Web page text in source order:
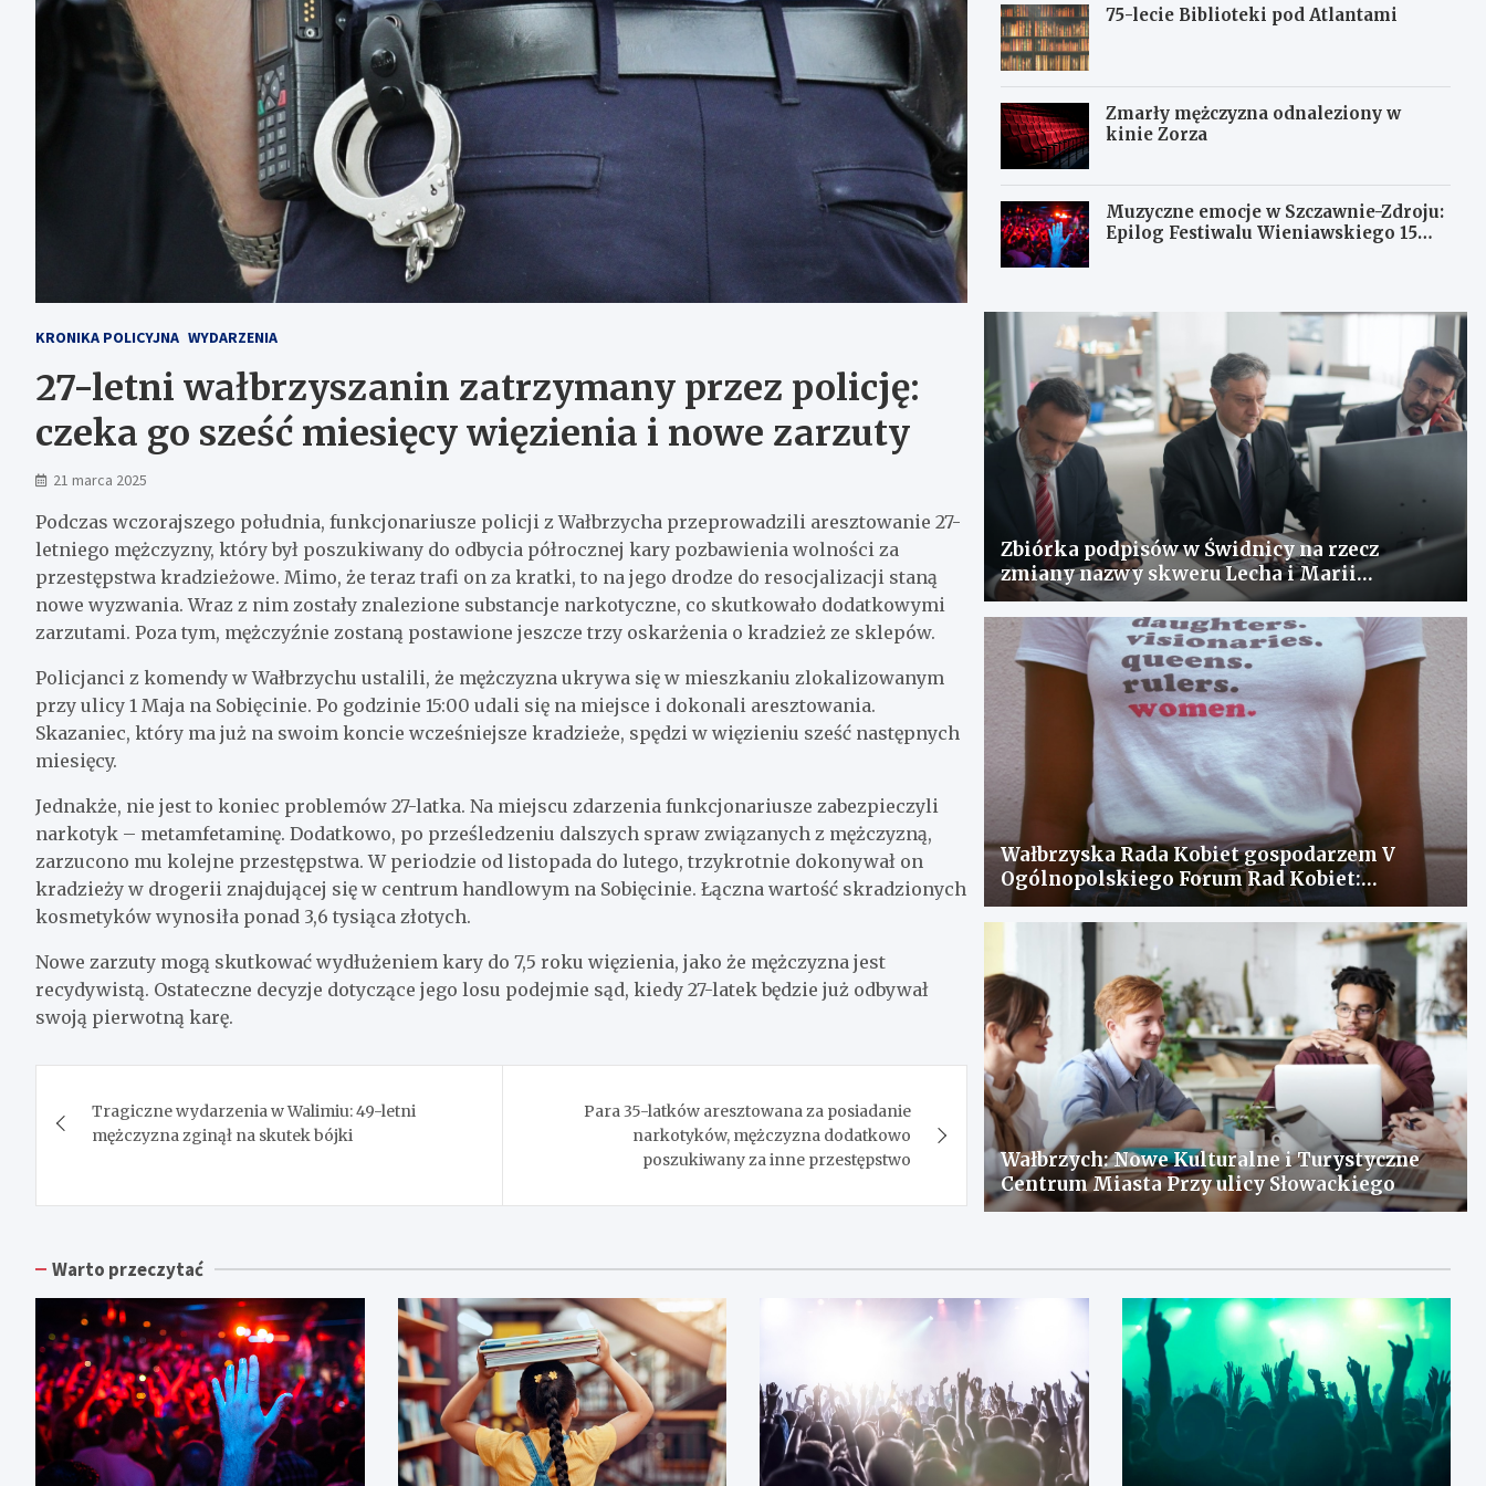
KRONIKA POLICYJNA WYDARZENIA
27-letni wałbrzyszanin zatrzymany przez policję:
czeka go sześć miesięcy więzienia i nowe zarzuty
21 marca 2025
Podczas wczorajszego południa, funkcjonariusze policji z Wałbrzycha przeprowadzili aresztowanie 27-
letniego mężczyzny, który był poszukiwany do odbycia półrocznej kary pozbawienia wolności za
przestępstwa kradzieżowe. Mimo, że teraz trafi on za kratki, to na jego drodze do resocjalizacji staną
nowe wyzwania. Wraz z nim zostały znalezione substancje narkotyczne, co skutkowało dodatkowymi
zarzutami. Poza tym, mężczyźnie zostaną postawione jeszcze trzy oskarżenia o kradzież ze sklepów.
Policjanci z komendy w Wałbrzychu ustalili, że mężczyzna ukrywa się w mieszkaniu zlokalizowanym
przy ulicy 1 Maja na Sobięcinie. Po godzinie 15:00 udali się na miejsce i dokonali aresztowania.
Skazaniec, który ma już na swoim koncie wcześniejsze kradzieże, spędzi w więzieniu sześć następnych
miesięcy.
Jednakże, nie jest to koniec problemów 27-latka. Na miejscu zdarzenia funkcjonariusze zabezpieczyli
narkotyk – metamfetaminę. Dodatkowo, po prześledzeniu dalszych spraw związanych z mężczyzną,
zarzucono mu kolejne przestępstwa. W periodzie od listopada do lutego, trzykrotnie dokonywał on
kradzieży w drogerii znajdującej się w centrum handlowym na Sobięcinie. Łączna wartość skradzionych
kosmetyków wynosiła ponad 3,6 tysiąca złotych.
Nowe zarzuty mogą skutkować wydłużeniem kary do 7,5 roku więzienia, jako że mężczyzna jest
recydywistą. Ostateczne decyzje dotyczące jego losu podejmie sąd, kiedy 27-latek będzie już odbywał
swoją pierwotną karę.
wpisu
Tragiczne wydarzenia w Walimiu: 49-letni
mężczyzna zginął na skutek bójki
Para 35-latków aresztowana za posiadanie
narkotyków, mężczyzna dodatkowo
poszukiwany za inne przestępstwo
75-lecie Biblioteki pod Atlantami
Zmarły mężczyzna odnaleziony w
kinie Zorza
Muzyczne emocje w Szczawnie-Zdroju:
Epilog Festiwalu Wieniawskiego 15
Zbiórka podpisów w Świdnicy na rzecz
zmiany nazwy skweru Lecha i Marii
Kaczyńskich
Wałbrzyska Rada Kobiet gospodarzem V
Ogólnopolskiego Forum Rad Kobiet:
spotkanie dla wymiany doświadczeń i
rozwiązania problemów
Wałbrzych: Nowe Kulturalne i Turystyczne
Centrum Miasta Przy ulicy Słowackiego
Warto przeczytać